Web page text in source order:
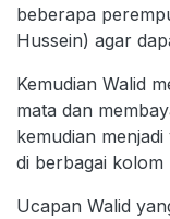
beberapa
Hussein) agar
Kemudian Walid
mata dan
kemudian
di berbagai kolom
Ucapan Walid